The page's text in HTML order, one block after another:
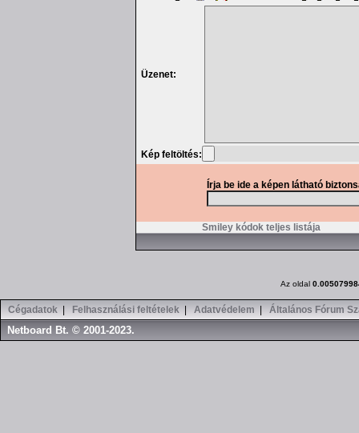
Üzenet:
Kép feltöltés:
Írja be ide a képen látható
Smiley kódok teljes listája
Az oldal
Cégadatok Felhasználási feltételek Adatvédelem Általános Fórum
Netboard Bt. © 2001-2023.